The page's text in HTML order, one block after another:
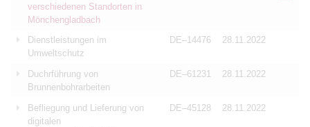
verschiedenen Standorten in
Mönchengladbach
Dienstleistungen im
Umweltschutz
DE–14476 28.11.2022
Duchrführung von
Brunnenbohrarbeiten
DE–61231 28.11.2022
Befliegung und Lieferung von
digitalen
DE–45128 28.11.2022